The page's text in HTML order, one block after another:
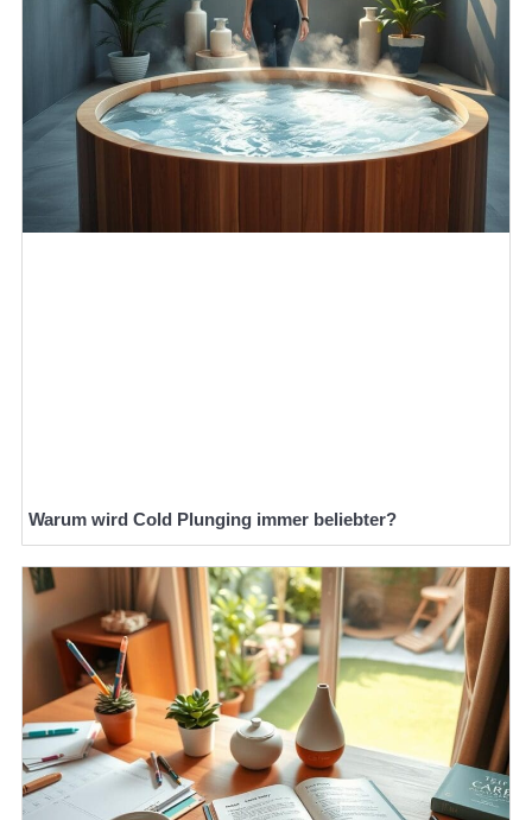
Warum wird Cold Plunging immer beliebter?